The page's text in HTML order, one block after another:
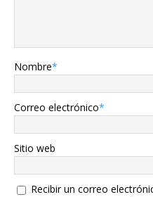
Nombre*
Correo electrónico*
Sitio web
Recibir un correo